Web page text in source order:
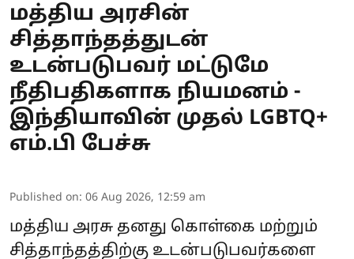
மத்திய அரசின்
சித்தாந்தத்துடன்
உடன்படுபவர் மட்டுமே
நீதிபதிகளாக நியமனம் -
இந்தியாவின் முதல் LGBTQ+
எம்.பி பேச்சு
Published on: 06 Aug 2026, 12:59 am
மத்திய அரசு தனது கொள்கை மற்றும்
சித்தாந்தத்திற்கு உடன்படுபவர்களை